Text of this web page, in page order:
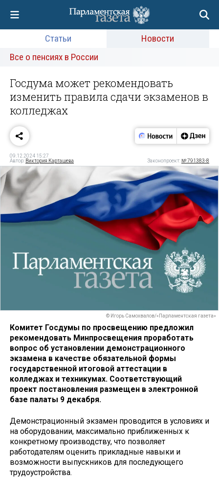
Статьи
Новости
Все о пенсиях в России
Госдума может рекомендовать
изменить правила сдачи экзаменов в
колледжах
09.12.2024 15:27
Автор: Виктория Карташева Законопроект: № 791383-8
© Игорь Самохвалов/«Парламентская газета»
Комитет Госдумы по просвещению предложил
рекомендовать Минпросвещения проработать
вопрос об установлении демонстрационного
экзамена в качестве обязательной формы
государственной итоговой аттестации в
колледжах и техникумах. Соответствующий
проект постановления размещен в электронной
базе палаты 9 декабря.
Демонстрационный экзамен проводится в условиях и
на оборудовании, максимально приближенных к
конкретному производству, что позволяет
работодателям оценить прикладные навыки и
возможности выпускников для последующего
трудоустройства.